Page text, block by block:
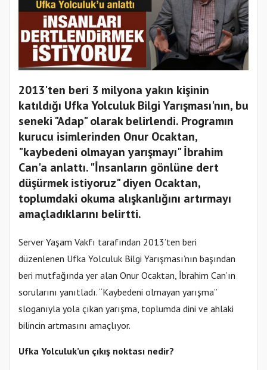
2013'ten beri 3 milyona yakın kişinin
katıldığı Ufka Yolculuk Bilgi Yarışması'nın, bu
seneki "Adap" olarak belirlendi. Programın
kurucu isimlerinden Onur Ocaktan,
"kaybedeni olmayan yarışmayı" İbrahim
Can'a anlattı. "İnsanların gönlüne dert
düşürmek istiyoruz" diyen Ocaktan,
toplumdaki okuma alışkanlığını artırmayı
amaçladıklarını belirtti.
Server Yaşam Vakfı tarafından 2013’ten beri
düzenlenen Ufka Yolculuk Bilgi Yarışması’nın başından
beri mutfağında yer alan Onur Ocaktan, İbrahim Can’ın
sorularını yanıtladı. “Kaybedeni olmayan yarışma”
sloganıyla yola çıkan yarışma, toplumda dini ve ahlaki
bilincin artmasını amaçlıyor.
Ufka Yolculuk’un çıkış noktası nedir?